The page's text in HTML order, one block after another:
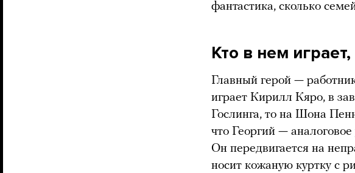
фантастика, сколько
Кто в нем
Главный герой —
играет Кирилл Кяро, в
Гослинга, то на Шона
что Георгий —
Он передвигается на
носит кожаную куртку с